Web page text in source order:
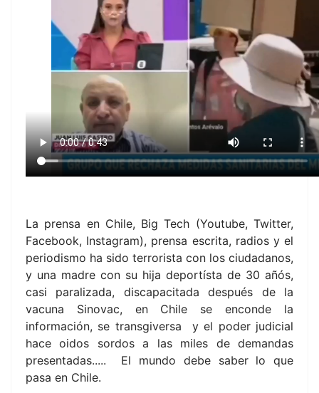
La prensa en Chile, Big Tech (Youtube, Twitter,
Facebook, Instagram), prensa escrita, radios y el
periodismo ha sido terrorista con los ciudadanos,
y una madre con su hija deportísta de 30 añós,
casi paralizada, discapacitada después de la
vacuna Sinovac, en Chile se enconde la
información, se transgiversa y el poder judicial
hace oidos sordos a las miles de demandas
presentadas..... El mundo debe saber lo que
pasa en Chile.